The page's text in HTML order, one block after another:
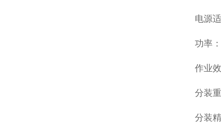
电源
功率
作业
分装
分装